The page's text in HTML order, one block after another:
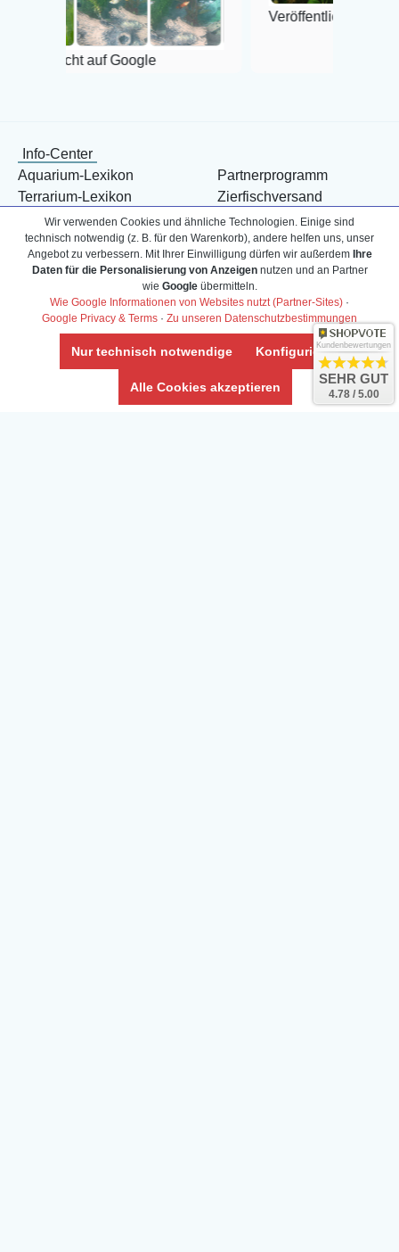
Veröffentlicht auf Google
Info-Center
Aquarium-Lexikon
Terrarium-Lexikon
Bestell-Hilfe
Bonuspunkte
Über uns
Zahlarten
Blog
Partnerprogramm
Zierfischversand
Meerwasser Shop
Züchter-Ankauf
Content anbieten
Kontaktformular
Influencer
Abholung
Wir verwenden Cookies und ähnliche Technologien. Einige sind
technisch notwendig (z. B. für den Warenkorb), andere helfen uns, unser
Angebot zu verbessern. Mit Ihrer Einwilligung dürfen wir außerdem Ihre
Daten für die Personalisierung von Anzeigennutzen und an Partner
wie Googleübermitteln.
Wie Google Informationen von Websites nutzt (Partner-Sites) ·
Google Privacy & Terms · Zu unseren Datenschutzbestimmungen
Nur technisch notwendige Konfigurieren
Alle Cookies akzeptieren
Kundenbewertungen
SEHR GUT
4.78 / 5.00